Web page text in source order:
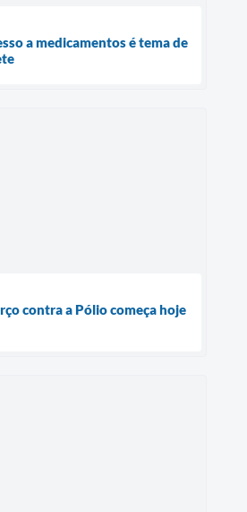
a medicamentos é tema de
contra a Pólio começa hoje